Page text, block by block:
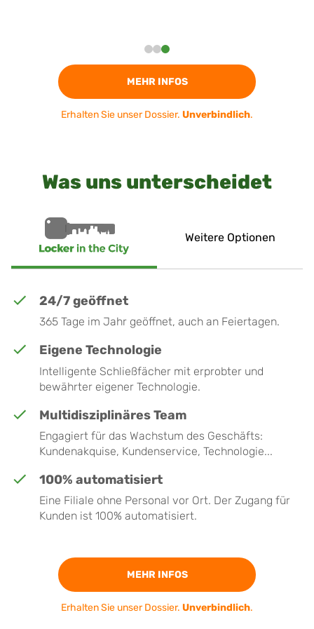
MEHR INFOS
Erhalten Sie unser Dossier. Unverbindlich.
Was uns unterscheidet
Weitere Optionen
24/7 geöffnet
365 Tage im Jahr geöffnet, auch an Feiertagen.
Eigene Technologie
Intelligente Schließfächer mit erprobter und
bewährter eigener Technologie.
Multidisziplinäres Team
Engagiert für das Wachstum des Geschäfts:
Kundenakquise, Kundenservice, Technologie...
100% automatisiert
Eine Filiale ohne Personal vor Ort. Der Zugang für
Kunden ist 100% automatisiert.
MEHR INFOS
Erhalten Sie unser Dossier. Unverbindlich.